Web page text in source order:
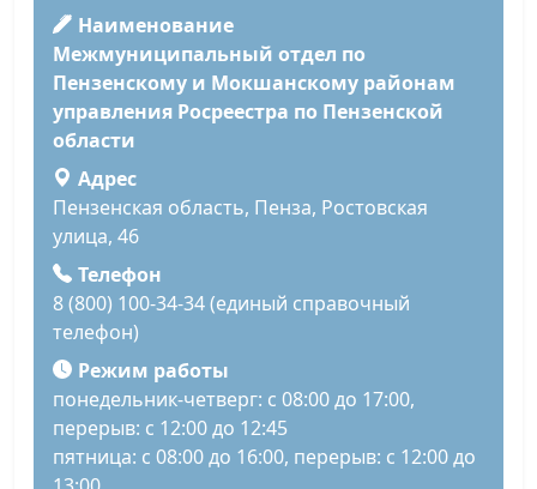
Наименование
Межмуниципальный отдел по
Пензенскому и Мокшанскому районам
управления Росреестра по Пензенской
области
Адрес
Пензенская область, Пенза, Ростовская
улица, 46
Телефон
8 (800) 100-34-34 (единый справочный
телефон)
Режим работы
понедельник-четверг: с 08:00 до 17:00,
перерыв: с 12:00 до 12:45
пятница: с 08:00 до 16:00, перерыв: с 12:00 до